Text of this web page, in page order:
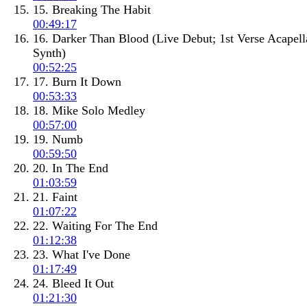
15. Breaking The Habit
00:49:17
16. Darker Than Blood (Live Debut; 1st Verse
Synth)
00:52:25
17. Burn It Down
00:53:33
18. Mike Solo Medley
00:57:00
19. Numb
00:59:50
20. In The End
01:03:59
21. Faint
01:07:22
22. Waiting For The End
01:12:38
23. What I've Done
01:17:49
24. Bleed It Out
01:21:30